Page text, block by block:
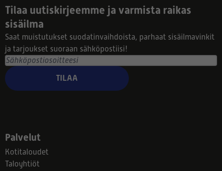
Tilaa uutiskirjeemme ja varmista raikas
sisäilma
Saat muistutukset suodatinvaihdoista, parhaat sisäilmavinkit
ja tarjoukset suoraan sähköpostiisi!
TILAA
Palvelut
Kotitaloudet
Taloyhtiöt